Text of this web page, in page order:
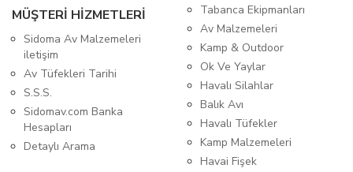
MÜŞTERİ HİZMETLERİ
Sidoma Av Malzemeleri
iletişim
Av Tüfekleri Tarihi
S.S.S.
Sidomav.com Banka
Hesapları
Detaylı Arama
Tabanca Ekipmanları
Av Malzemeleri
Kamp & Outdoor
Ok Ve Yaylar
Havalı Silahlar
Balık Avı
Havalı Tüfekler
Kamp Malzemeleri
Havai Fişek